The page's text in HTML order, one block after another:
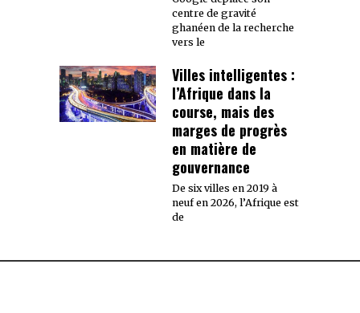
centre de gravité
ghanéen de la recherche
vers le
Villes intelligentes :
l’Afrique dans la
course, mais des
marges de progrès
en matière de
gouvernance
De six villes en 2019 à
neuf en 2026, l’Afrique est
de